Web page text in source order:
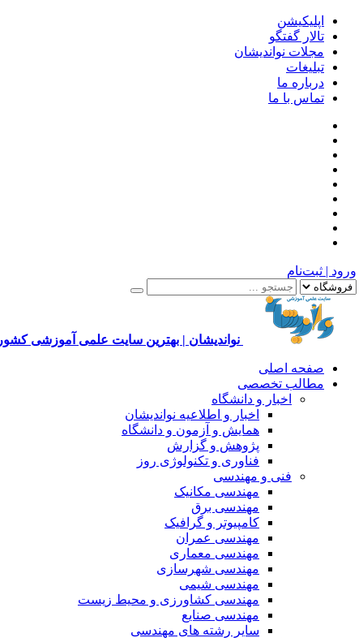
اپلیکیشن
تالار گفتگو
مجلات نواندیشان
تبلیغات
درباره ما
تماس با ما
ورود | ثبت‌نام
نواندیشان | بهترین سایت علمی آموزشی
صفحه اصلی
مطالب تخصصی
اخبار و دانشگاه
اخبار و اطلاعیه نواندیشان
همایش و آزمون و دانشگاه
پژوهش و گزارش
فناوری و تکنولوژی روز
فنی و مهندسی
مهندسی مکانیک
مهندسی برق
کامپیوتر و گرافیک
مهندسی عمران
مهندسی معماری
مهندسی شهرسازی
مهندسی شیمی
مهندسی کشاورزی و محیط زیست
مهندسی صنایع
سایر رشته های مهندسی